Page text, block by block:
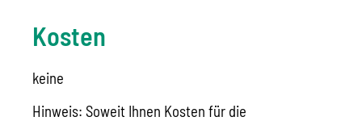
Kosten
keine
Hinweis: Soweit Ihnen Kosten für die